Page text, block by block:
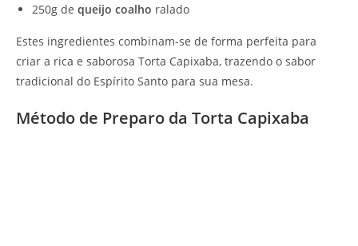
250g de queijo coalho ralado
Estes ingredientes combinam-se de forma perfeita para
criar a rica e saborosa Torta Capixaba, trazendo o sabor
tradicional do Espírito Santo para sua mesa.
Método de Preparo da Torta Capixaba